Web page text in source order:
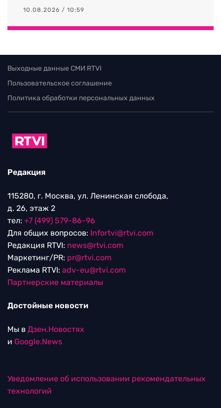
10.08.2026 / 10:59
Выходные данные СМИ RTVI
Пользовательское соглашение
Политика обработки персональных данных
Редакция
115280, г. Москва, ул. Ленинская слобода,
д. 26, этаж 2
тел: +7 (499) 579-86-96
Для общих вопросов: Infortvi@rtvi.com
Редакция RTVI: news@rtvi.com
Маркетинг/PR: pr@rtvi.com
Реклама RTVI: adv-eu@rtvi.com
Партнерские материалы
Достойные новости
Мы в Дзен.Новостях
и Google.News
Уведомление об использовании рекомендательных
технологий